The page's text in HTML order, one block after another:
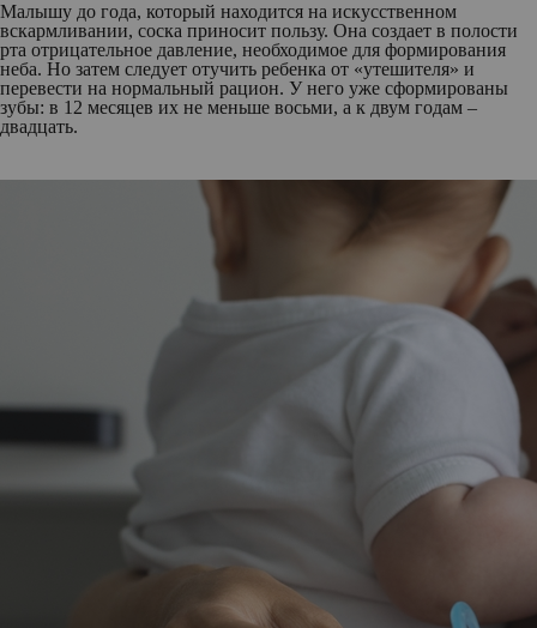
Малышу до года, который находится на искусственном
вскармливании, соска приносит пользу. Она создает в полости
рта отрицательное давление, необходимое для формирования
неба. Но затем следует отучить ребенка от «утешителя» и
перевести на нормальный рацион. У него уже сформированы
зубы: в 12 месяцев их не меньше восьми, а к двум годам –
двадцать.